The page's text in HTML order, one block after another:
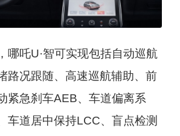
哪吒U·智可实现包括自动巡航
路况跟随、高速巡航辅助、前
紧急刹车AEB、车道偏离系
车道居中保持LCC、盲点检测